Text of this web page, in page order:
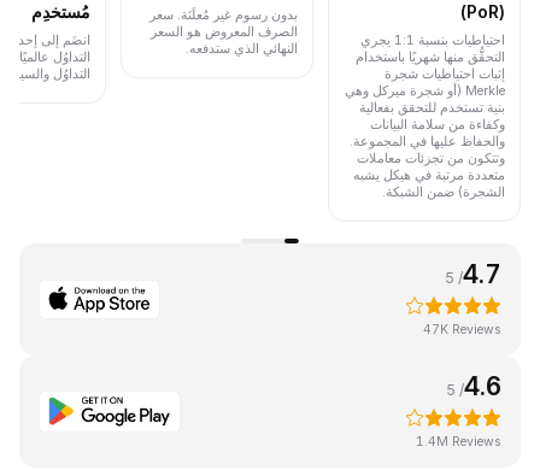
(PoR)
احتياطيات بنسبة 1:1 يجري
التحقُّق منها شهريًا باستخدام
إثبات احتياطيات شجرة
Merkle (أو شجرة ميركل وهي
بنية تستخدم للتحقق بفعالية
وكفاءة من سلامة البيانات
والحفاظ عليها في المجموعة.
وتتكون من تجزئات معاملات
متعددة مرتبة في هيكل يشبه
الشجرة) ضمن الشبكة.
بدون رسوم غير مُعلَنَة. سعر
الصرف المعروض هو السعر
النهائي الذي ستدفعه.
مُستخدِم
انضَم إلى إحدى
التداوُل
التداوُل والسيولة.
4.7
/ 5
47K Reviews
4.6
/ 5
1.4M Reviews